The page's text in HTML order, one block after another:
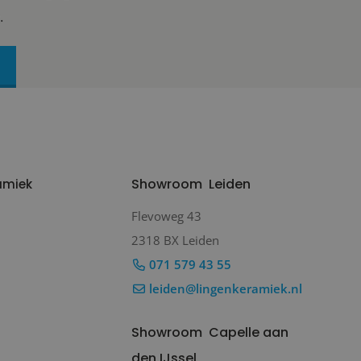
Showroom Leiden
Flevoweg 43
2318 BX Leiden
071 579 43 55
leiden@lingenkeramiek.nl
Showroom Capelle aan